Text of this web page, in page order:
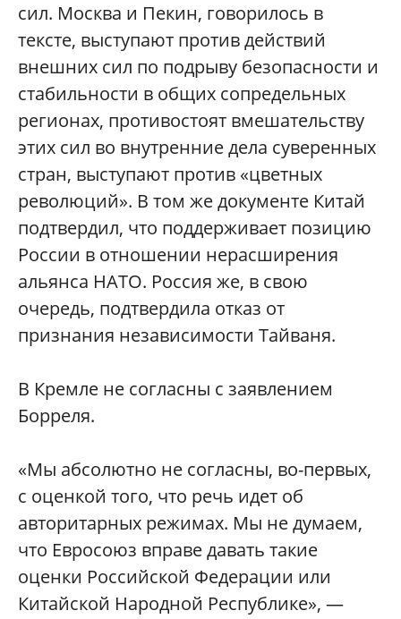
сил. Москва и Пекин, говорилось в
тексте, выступают против действий
внешних сил по подрыву безопасности и
стабильности в общих сопредельных
регионах, противостоят вмешательству
этих сил во внутренние дела суверенных
стран, выступают против «цветных
революций». В том же документе Китай
подтвердил, что поддерживает позицию
России в отношении нерасширения
альянса НАТО. Россия же, в свою
очередь, подтвердила отказ от
признания независимости Тайваня.
В Кремле не согласны с заявлением
Борреля.
«Мы абсолютно не согласны, во-первых,
с оценкой того, что речь идет об
авторитарных режимах. Мы не думаем,
что Евросоюз вправе давать такие
оценки Российской Федерации или
Китайской Народной Республике», —